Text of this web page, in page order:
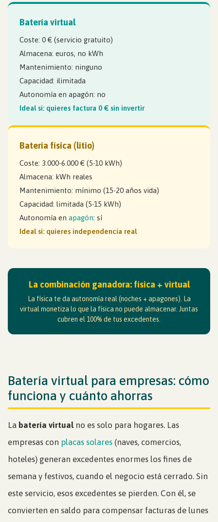
Batería virtual
Coste: 0 € (servicio gratuito)
Almacena: euros, no kWh
Mantenimiento: ninguno
Capacidad: ilimitada
Autonomía en apagón: no
Ideal si: quieres factura 0 € sin invertir
Batería física (litio)
Coste: 3.000-6.000 € (5-10 kWh)
Almacena: kWh reales
Mantenimiento: mínimo (15-20 años vida)
Capacidad: limitada (5-15 kWh)
Autonomía en apagón: sí
Ideal si: quieres independencia real
La combinación ganadora: física + virtual
La física te da autonomía real (noches + apagones). La
virtual monetiza lo que la física no puede almacenar. Juntas
cubren el 100% de tus excedentes.
Batería virtual para empresas: cómo
funciona y cuánto ahorras
La batería virtualno es solo para hogares. Las
empresas con placas solares (naves, comercios,
hoteles) generan excedentes enormes los fines de
semana y festivos, cuando el negocio está cerrado. Sin
este servicio, esos excedentes se pierden. Con él, se
convierten en saldo para compensar facturas de lunes